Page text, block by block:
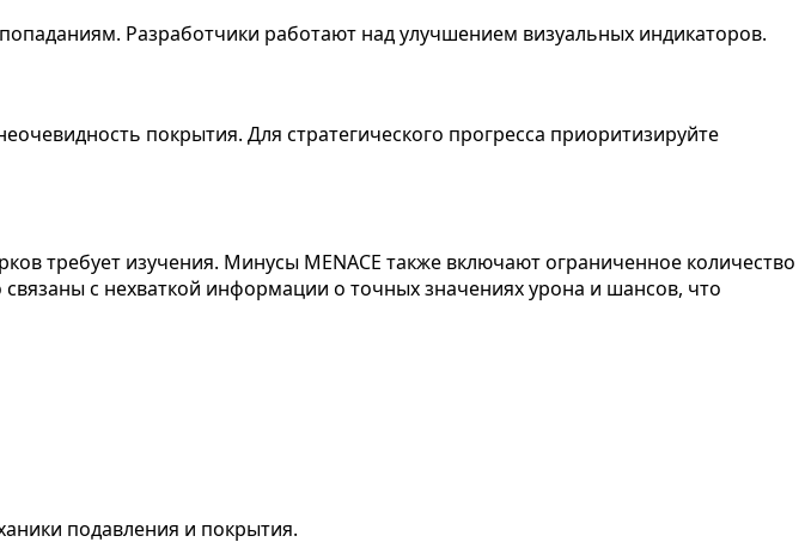
Разработчики работают над улучшением визуальных индикаторов.
покрытия. Для стратегического прогресса приоритизируйте
требует изучения. Минусы MENACE также включают ограниченное количество
с нехваткой информации о точных значениях урона и шансов, что
подавления и покрытия.